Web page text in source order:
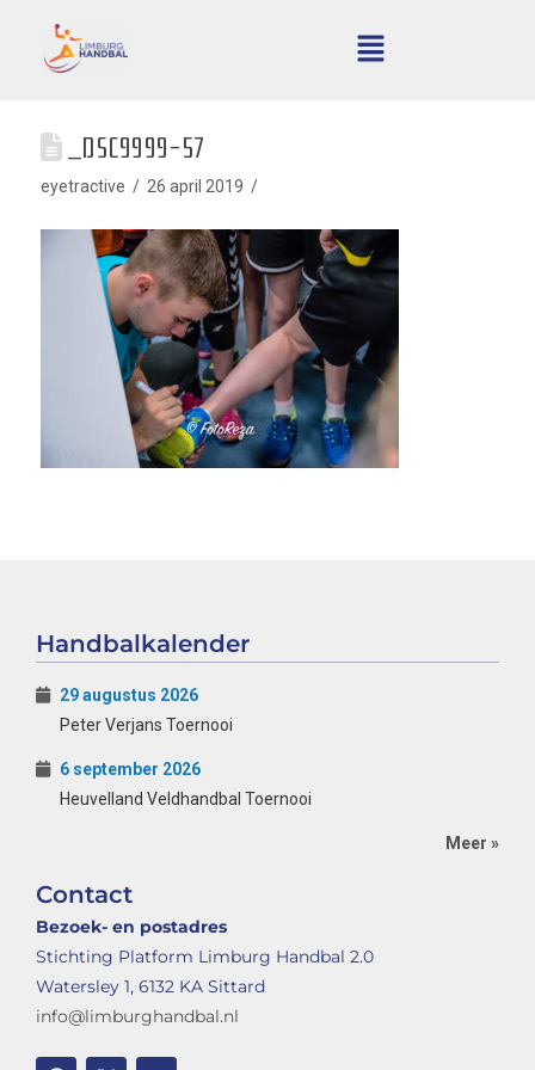
_DSC9999-57
eyetractive 26 april 2019
Handbalkalender
29 augustus 2026
Peter Verjans Toernooi
6 september 2026
Heuvelland Veldhandbal Toernooi
Meer »
Contact
Bezoek- en postadres
Stichting Platform Limburg Handbal 2.0
Watersley 1, 6132 KA Sittard
info@limburghandbal.nl